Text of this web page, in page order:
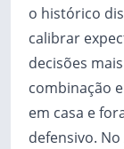
o histórico
calibrar
decisões
combinação
em casa e
defensivo.